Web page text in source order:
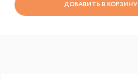
ДОБАВИТЬ В КОРЗИНУ